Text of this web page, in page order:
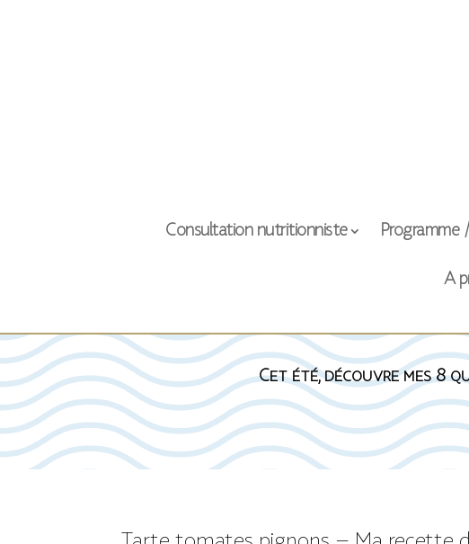
Consultation nutritionniste Programme
A
Cet été, découvre mes 8